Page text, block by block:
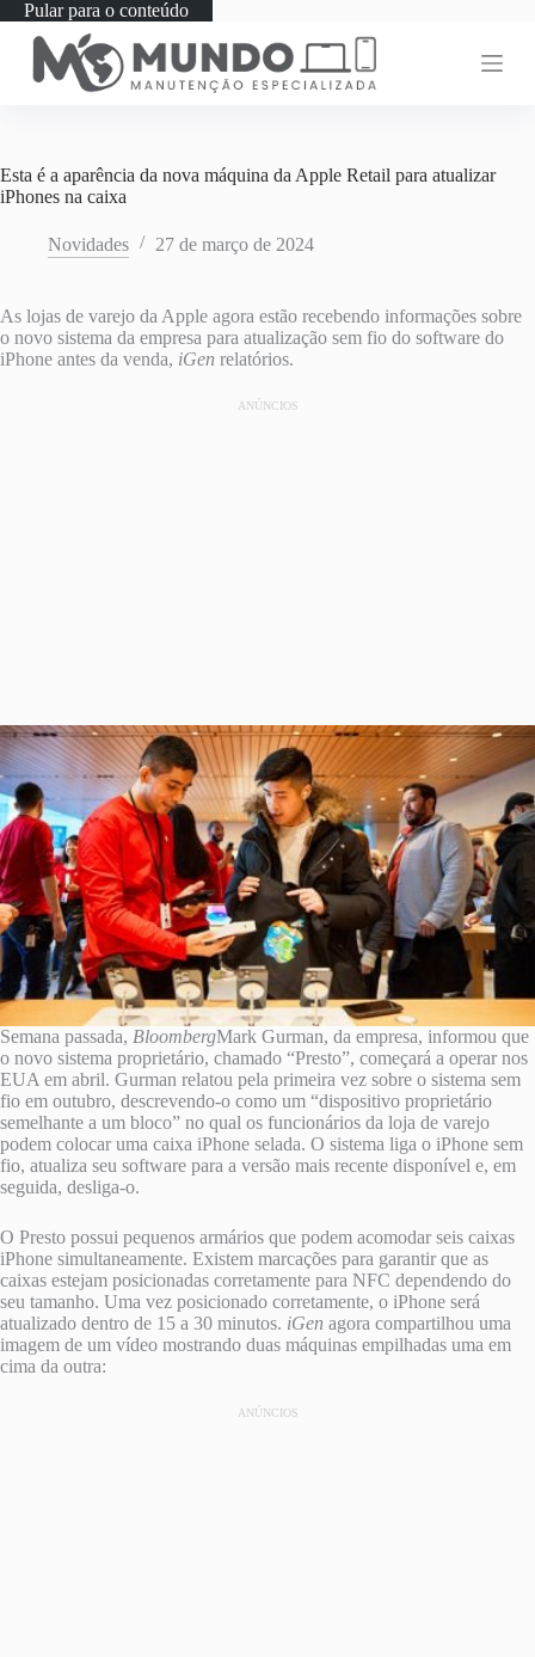
Pular para o conteúdo
Esta é a aparência da nova máquina da Apple Retail para atualizar
iPhones na caixa
Novidades 27 de março de 2024
As lojas de varejo da Apple agora estão recebendo informações sobre
o novo sistema da empresa para atualização sem fio do software do
iPhone antes da venda, iGen relatórios.
ANÚNCIOS
Semana passada, BloombergMark Gurman, da empresa, informou que
o novo sistema proprietário, chamado “Presto”, começará a operar nos
EUA em abril. Gurman relatou pela primeira vez sobre o sistema sem
fio em outubro, descrevendo-o como um “dispositivo proprietário
semelhante a um bloco” no qual os funcionários da loja de varejo
podem colocar uma caixa ‌‌iPhone‌‌ selada. O sistema liga o ‌iPhone‌ sem
fio, atualiza seu software para a versão mais recente disponível e, em
seguida, desliga-o.
O Presto possui pequenos armários que podem acomodar seis caixas
‌iPhone‌ simultaneamente. Existem marcações para garantir que as
caixas estejam posicionadas corretamente para NFC dependendo do
seu tamanho. Uma vez posicionado corretamente, o ‌iPhone‌ será
atualizado dentro de 15 a 30 minutos. iGen agora compartilhou uma
imagem de um vídeo mostrando duas máquinas empilhadas uma em
cima da outra:
ANÚNCIOS